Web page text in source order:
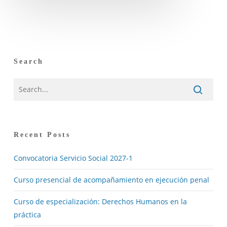
Search
Recent Posts
Convocatoria Servicio Social 2027-1
Curso presencial de acompañamiento en ejecución penal
Curso de especialización: Derechos Humanos en la
práctica